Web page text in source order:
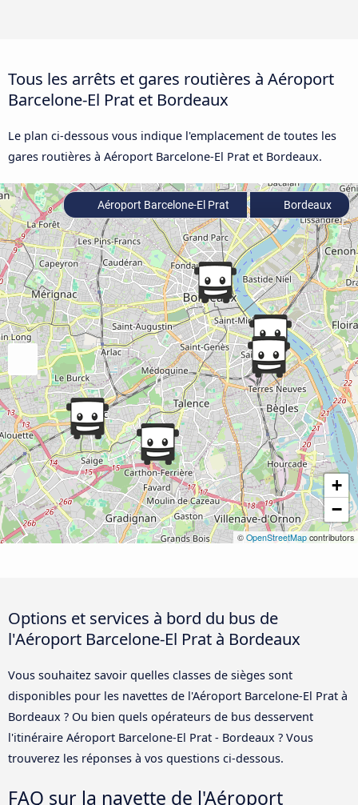
Tous les arrêts et gares routières à Aéroport
Barcelone-El Prat et Bordeaux
Le plan ci-dessous vous indique l'emplacement de toutes les
gares routières à Aéroport Barcelone-El Prat et Bordeaux.
+
−
© OpenStreetMap contributors
Aéroport Barcelone-El Prat Bordeaux
Options et services à bord du bus de
l'Aéroport Barcelone-El Prat à Bordeaux
Vous souhaitez savoir quelles classes de sièges sont
disponibles pour les navettes de l'Aéroport Barcelone-El Prat à
Bordeaux ? Ou bien quels opérateurs de bus desservent
l'itinéraire Aéroport Barcelone-El Prat - Bordeaux ? Vous
trouverez les réponses à vos questions ci-dessous.
FAQ sur la navette de l'Aéroport